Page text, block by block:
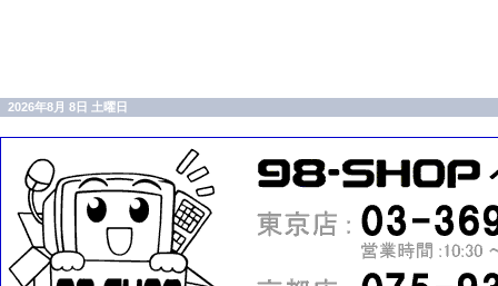
2026年8月 8日 土曜日